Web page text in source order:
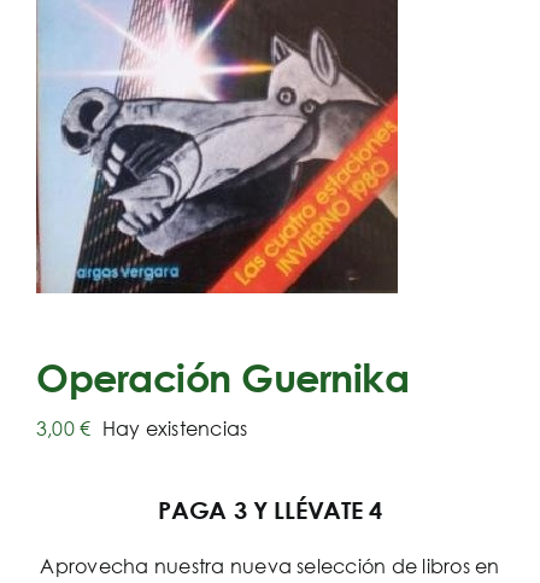
Operación Guernika
3,00€ Hay existencias
PAGA 3 Y LLÉVATE 4
Aprovecha nuestra nueva selección de libros en